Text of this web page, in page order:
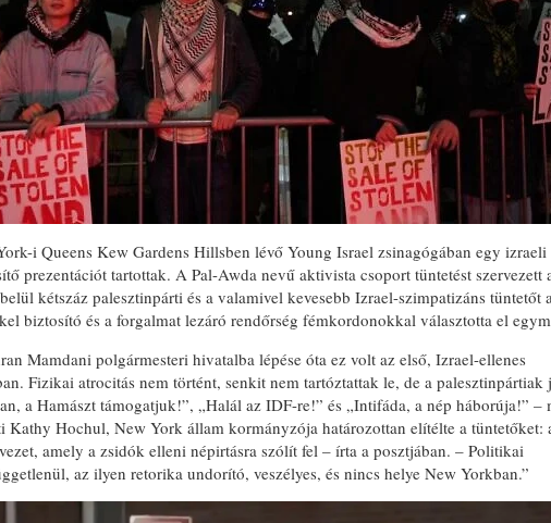
i Queens Kew Gardens Hillsben lévő Young Israel zsinagógában egy izraeli
prezentációt tartottak. A Pal-Awda nevű aktivista csoport tüntetést szervezett
kétszáz palesztinpárti és a valamivel kevesebb Izrael-szimpatizáns tüntetőt
biztosító és a forgalmat lezáró rendőrség fémkordonokkal választotta el
Mamdani polgármesteri hivatalba lépése óta ez volt az első, Izrael-ellenes
Fizikai atrocitás nem történt, senkit nem tartóztattak le, de a palesztinpártiak
a Hamászt támogatjuk!”, „Halál az IDF-re!” és „Intifáda, a nép háborúja!” –
Kathy Hochul, New York állam kormányzója határozottan elítélte a tüntetőket:
amely a zsidók elleni népirtásra szólít fel – írta a posztjában. – Politikai
az ilyen retorika undorító, veszélyes, és nincs helye New Yorkban.”